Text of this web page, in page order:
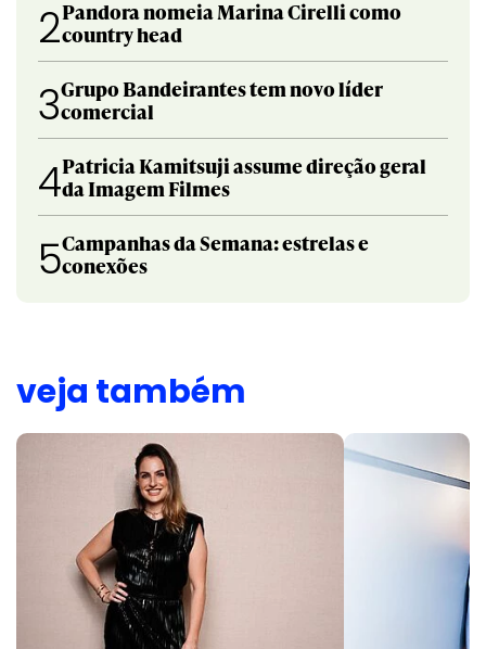
2Pandora nomeia Marina Cirelli como
country head
3Grupo Bandeirantes tem novo líder
comercial
4Patricia Kamitsuji assume direção geral
da Imagem Filmes
5Campanhas da Semana: estrelas e
conexões
veja também